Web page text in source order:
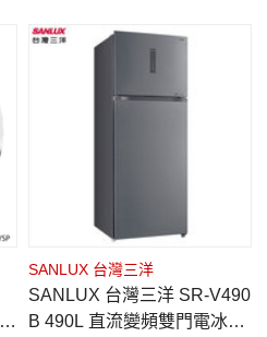
SANLUX 台灣三洋
SANLUX 台灣三洋 SR-V490
B 490L 直流變頻雙門電冰箱